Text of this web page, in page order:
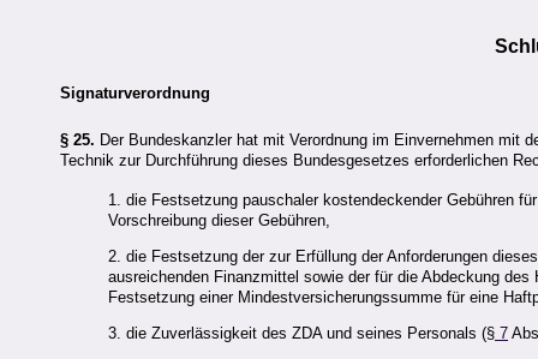
Signaturverordnung
§ 25. Der Bundeskanzler hat mit Verordnung im Einvernehmen mit
Technik zur Durchführung dieses Bundesgesetzes erforderlichen
1. die Festsetzung pauschaler kostendeckender Gebühren
Vorschreibung dieser Gebühren,
2. die Festsetzung der zur Erfüllung der Anforderungen
ausreichenden Finanzmittel sowie der für die Abdeckung
Festsetzung einer Mindestversicherungssumme für eine
3. die Zuverlässigkeit des ZDA und seines Personals (§ 7